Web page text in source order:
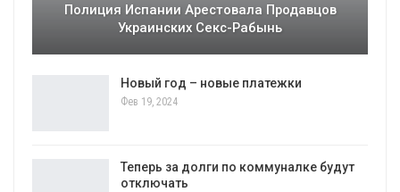
Полиция Испании Арестовала Продавцов
Украинских Секс-Рабынь
Новый год – новые платежки
Фев 19, 2024
Теперь за долги по коммуналке будут
отключать